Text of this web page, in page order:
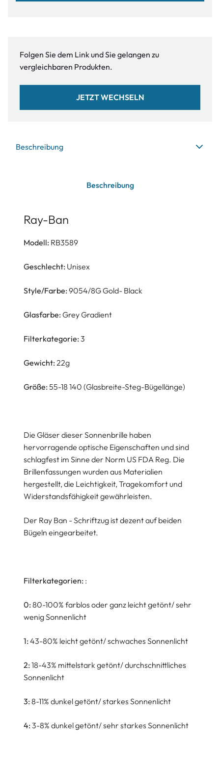
Folgen Sie dem Link und Sie gelangen zu
vergleichbaren Produkten.
JETZT WECHSELN
Beschreibung
Beschreibung
Ray-Ban
Modell: RB3589
Geschlecht: Unisex
Style/Farbe: 9054/8G Gold- Black
Glasfarbe: Grey Gradient
Filterkategorie: 3
Gewicht: 22g
Größe: 55-18 140 (Glasbreite-Steg-Bügellänge)
Die Gläser dieser Sonnenbrille haben
hervorragende optische Eigenschaften und sind
schlagfest im Sinne der Norm US FDA Reg. Die
Brillenfassungen wurden aus Materialien
hergestellt, die Leichtigkeit, Tragekomfort und
Widerstandsfähigkeit gewährleisten.
Der Ray Ban - Schriftzug ist dezent auf beiden
Bügeln eingearbeitet.
Filterkategorien: :
0: 80-100% farblos oder ganz leicht getönt/ sehr
wenig Sonnenlicht
1: 43-80% leicht getönt/ schwaches Sonnenlicht
2: 18-43% mittelstark getönt/ durchschnittliches
Sonnenlicht
3: 8-11% dunkel getönt/ starkes Sonnenlicht
4: 3-8% dunkel getönt/ sehr starkes Sonnenlicht